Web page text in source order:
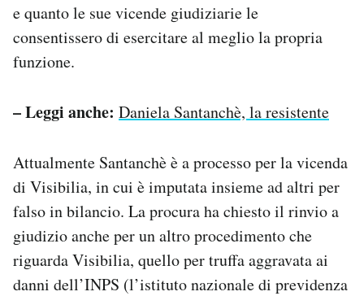
e quanto le sue vicende giudiziarie le
consentissero di esercitare al meglio la propria
funzione.
– Leggi anche: Daniela Santanchè, la resistente
Attualmente Santanchè è a processo per la vicenda
di Visibilia, in cui è imputata insieme ad altri per
falso in bilancio. La procura ha chiesto il rinvio a
giudizio anche per un altro procedimento che
riguarda Visibilia, quello per truffa aggravata ai
danni dell’INPS (l’istituto nazionale di previdenza